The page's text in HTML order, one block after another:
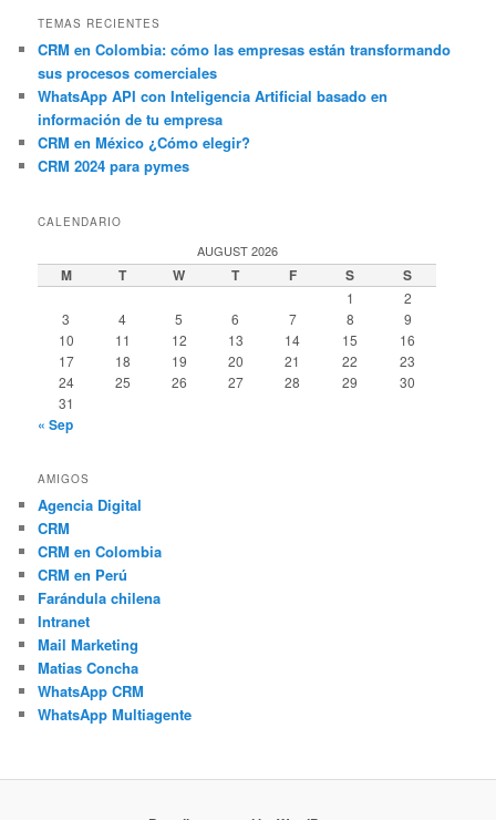
TEMAS RECIENTES
CRM en Colombia: cómo las empresas están transformando
sus procesos comerciales
WhatsApp API con Inteligencia Artificial basado en
información de tu empresa
CRM en México ¿Cómo elegir?
CRM 2024 para pymes
CALENDARIO
AUGUST 2026
M T W T F S S
1
2
3
4 5 6 7 8
9
10
11 12 13 14 15
16
17
18 19 20 21 22
23
24
25 26 27 28 29
30
31
« Sep
AMIGOS
Agencia Digital
CRM
CRM en Colombia
CRM en Perú
Farándula chilena
Intranet
Mail Marketing
Matias Concha
WhatsApp CRM
WhatsApp Multiagente